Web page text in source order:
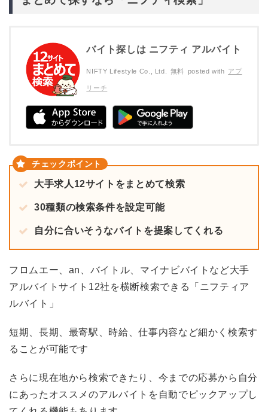
バイト探しは ニフティ アルバイト
NIFTY Lifestyle Co., Ltd. 無料 posted with アプ
リーチ
大手求人12サイトをまとめて検索
30種類の検索条件を設定可能
自分に合いそうなバイトを提案してくれる
フロムエー、an、バイトル、マイナビバイトなど大手
アルバイトサイト12社を横断検索できる「ニフティア
ルバイト」
短期、長期、最寄駅、時給、仕事内容など細かく検索す
ることが可能です
さらに現在地から検索できたり、今までの応募から自分
にあったオススメのアルバイトを自動でピックアップし